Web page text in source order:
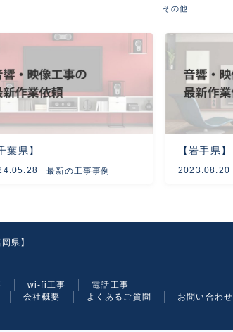
その他
葉県】
最新の工事事例
【岩手県】
2023.08.20
岡県】
wi-fi工事
電話工事
会社概要 よくあるご質問
お問い合わせ